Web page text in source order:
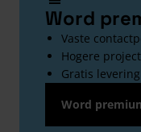
Word
Vaste
Hogere
Gratis
Word